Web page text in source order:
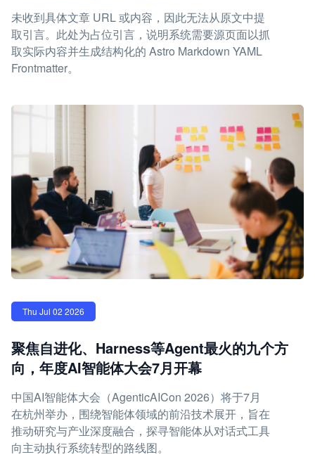
未收到具体文章 URL 或内容，因此无法从原文中提
取引言。此处为占位引言，说明系统需要源页面以抓
取实际内容并生成结构化的 Astro Markdown YAML
Frontmatter。
Thu Jul 02 2026
聚焦自进化、Harness等Agent最火的九个方
向，年度AI智能体大会7月开幕
中国AI智能体大会（AgenticAICon 2026）将于7月
在杭州举办，围绕智能体领域的前沿技术展开，旨在
推动研究与产业深度融合，探寻智能体从对话式工具
向主动执行系统转型的路线图。